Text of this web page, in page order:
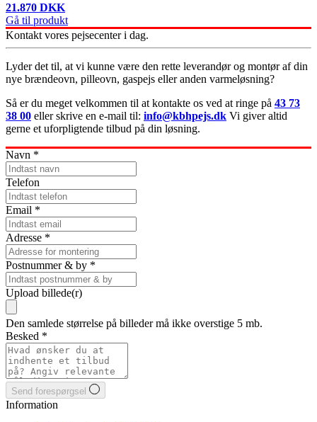
21.870 DKK
Gå til produkt
Kontakt vores pejsecenter i dag.
Lyder det til, at vi kunne være den rette leverandør og montør af din
nye brændeovn, pilleovn, gaspejs eller anden varmeløsning?
Så er du meget velkommen til at kontakte os ved at ringe på 43 73
38 00 eller skrive en e-mail til: info@kbhpejs.dk Vi giver altid
gerne et uforpligtende tilbud på din løsning.
Navn *
Telefon
Email *
Adresse *
Postnummer & by *
Upload billede(r)
Den samlede størrelse på billeder må ikke overstige 5 mb.
Besked *
Send forespørgsel
Information